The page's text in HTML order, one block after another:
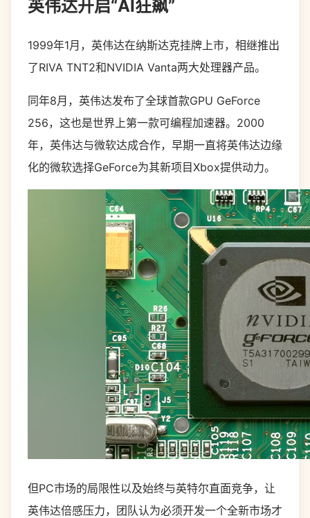
英伟达开启“AI狂飙”
1999年1月，英伟达在纳斯达克挂牌上市，相继推出
了RIVA TNT2和NVIDIA Vanta两大处理器产品。
同年8月，英伟达发布了全球首款GPU GeForce
256，这也是世界上第一款可编程加速器。2000
年，英伟达与微软达成合作，早期一直将英伟达边缘
化的微软选择GeForce为其新项目Xbox提供动力。
但PC市场的局限性以及始终与英特尔直面竞争，让
英伟达倍感压力，团队认为必须开发一个全新市场才